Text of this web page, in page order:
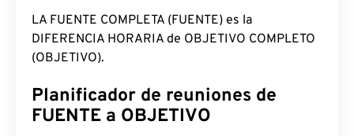
LA FUENTE COMPLETA (FUENTE) es la
DIFERENCIA HORARIA de OBJETIVO COMPLETO
(OBJETIVO).
Planificador de reuniones de
FUENTE a OBJETIVO